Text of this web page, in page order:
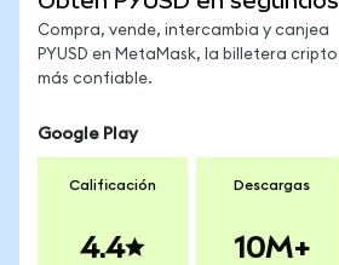
Compra, vende, intercambia y canjea
PYUSD en MetaMask, la billetera cripto
más confiable.
Google Play
Calificación
4.4
Descargas
10M+